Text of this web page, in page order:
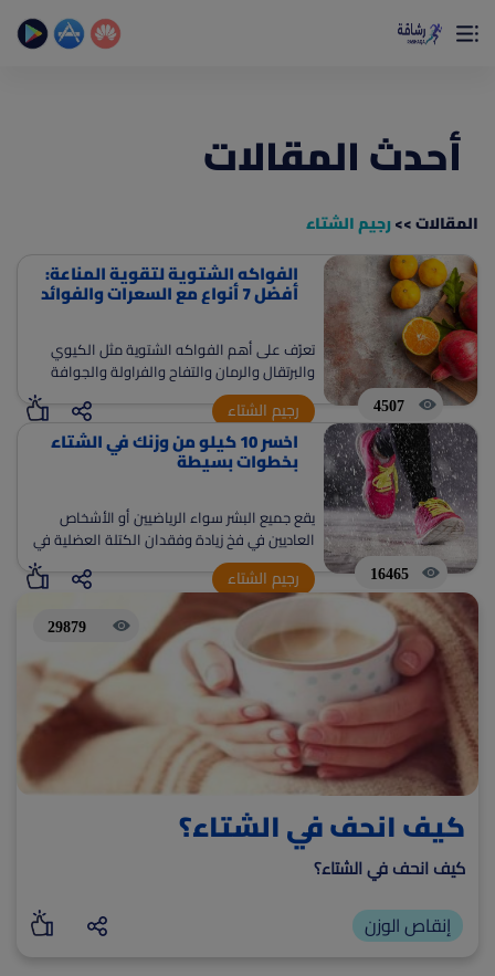
×
الصفحة الرئيسية
المقالات
جديد
ادوات رشاقة
من نحن(current)
الأسئلة الشائعة(current)
أعلن معنا(current)
أحدث المقالات
المقالات >>رجيم الشتاء
4507
الفواكه الشتوية لتقوية المناعة:
أفضل 7 أنواع مع السعرات والفوائد
تعرّف على أهم الفواكه الشتوية مثل الكيوي
والبرتقال والرمان والتفاح والفراولة والجوافة
واليوسفي. فوائد للمناعة والطاقة ودعم إنقاص
الوزن مع سعرات وقيم غذائية لكل 100 جرام.
رجيم الشتاء
16465
اخسر 10 كيلو من وزنك في الشتاء
بخطوات بسيطة
يقع جميع البشر سواء الرياضيين أو الأشخاص
العاديين في فخ زيادة وفقدان الكتلة العضلية في
فصل الشتاء فالشتاء يمثل مشكلة لأن معظمنا
يضعف أمام الكسل والبرد.
رجيم الشتاء
29879
كيف انحف في الشتاء؟
كيف انحف في الشتاء؟
إنقاص الوزن